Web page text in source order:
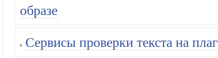
образе
Сервисы проверки текста на